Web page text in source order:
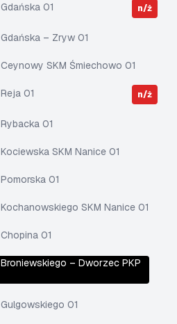
Gdańska 01 n/ż
Gdańska – Zryw 01
Ceynowy SKM Śmiechowo 01
Reja 01 n/ż
Rybacka 01
Kociewska SKM Nanice 01
Pomorska 01
Kochanowskiego SKM Nanice 01
Chopina 01
Broniewskiego – Dworzec PKP
Gulgowskiego 01